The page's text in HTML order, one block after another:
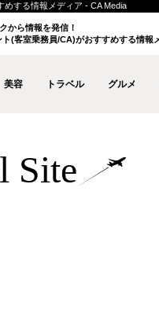
する情報メディア - CA Media
から情報を発信！
(客室乗務員/CA)がおすすめする情報
美容 トラベル グルメ
Site